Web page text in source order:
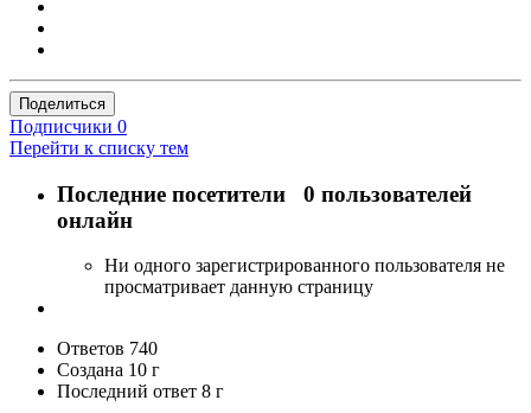
Поделиться
Подписчики 0
Перейти к списку тем
Последние посетители 0 пользователей
онлайн
Ни одного зарегистрированного пользователя не
просматривает данную страницу
Ответов 740
Создана 10 г
Последний ответ 8 г